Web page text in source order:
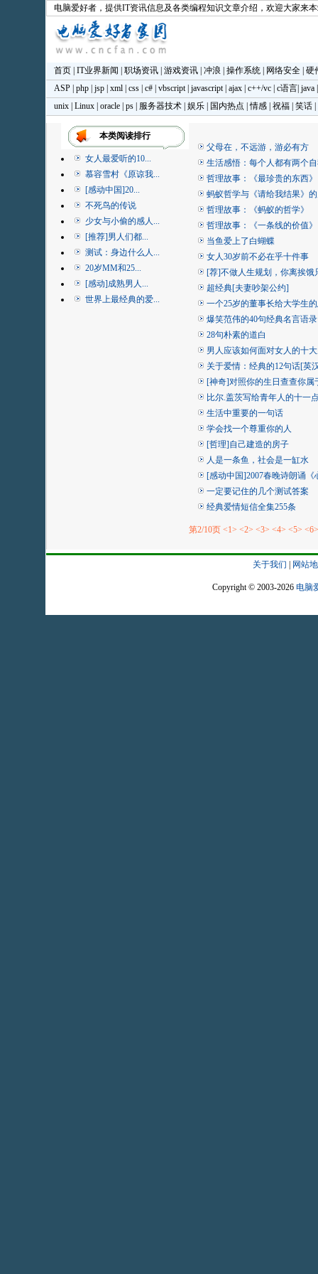
电脑爱好者 ，提供IT资讯信息及各类编程知识文章介绍，欢迎大家来
首页| IT业界新闻 职场资讯| 游戏资讯| 冲浪 操作系统| 网络安全| 硬
ASP| php| jsp| xml| css| c#| vbscript| javascript| ajax| c++/vc| c语言| java
unix| Linux| oracle| ps| 服务器技术| 娱乐| 国内热点 |情感| 祝福| 笑话|
本类阅读排行
女人最爱听的10...
慕容雪村《原谅我...
[感动中国]20...
不死鸟的传说
少女与小偷的感人...
[推荐]男人们都...
测试：身边什么人...
20岁MM和25...
[感动]成熟男人...
世界上最经典的爱...
父母在，不远游，游必有方
生活感悟：每个人都有两个
哲理故事：《最珍贵的东西》
蚂蚁哲学与《请给我结果》
哲理故事：《蚂蚁的哲学》
哲理故事：《一条线的价值》
当鱼爱上了白蝴蝶
女人30岁前不必在乎十件事
[荐]不做人生规划，你离挨饿
超经典[夫妻吵架公约]
一个25岁的董事长给大学生
爆笑范伟的40句经典名言语录
28句朴素的道白
男人应该如何面对女人的十
关于爱情：经典的12句话[英
[神奇]对照你的生日查查你属
比尔.盖茨写给青年人的十一
生活中重要的一句话
学会找一个尊重你的人
[哲理]自己建造的房子
人是一条鱼，社会是一缸水
[感动中国]2007春晚诗朗诵《
一定要记住的几个测试答案
经典爱情短信全集255条
第2/10页 <1> <2> <3> <4> <5> <6>
关于我们 网站
Copyright © 2003-2026 电脑